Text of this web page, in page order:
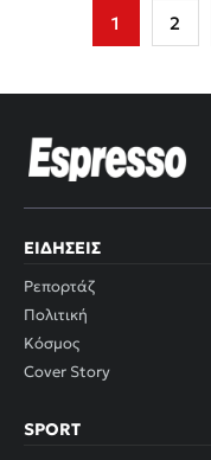
άρθρων
1 2
ΕΙΔΉΣΕΙΣ
Ρεπορτάζ
Πολιτική
Κόσμος
Cover Story
SPORT